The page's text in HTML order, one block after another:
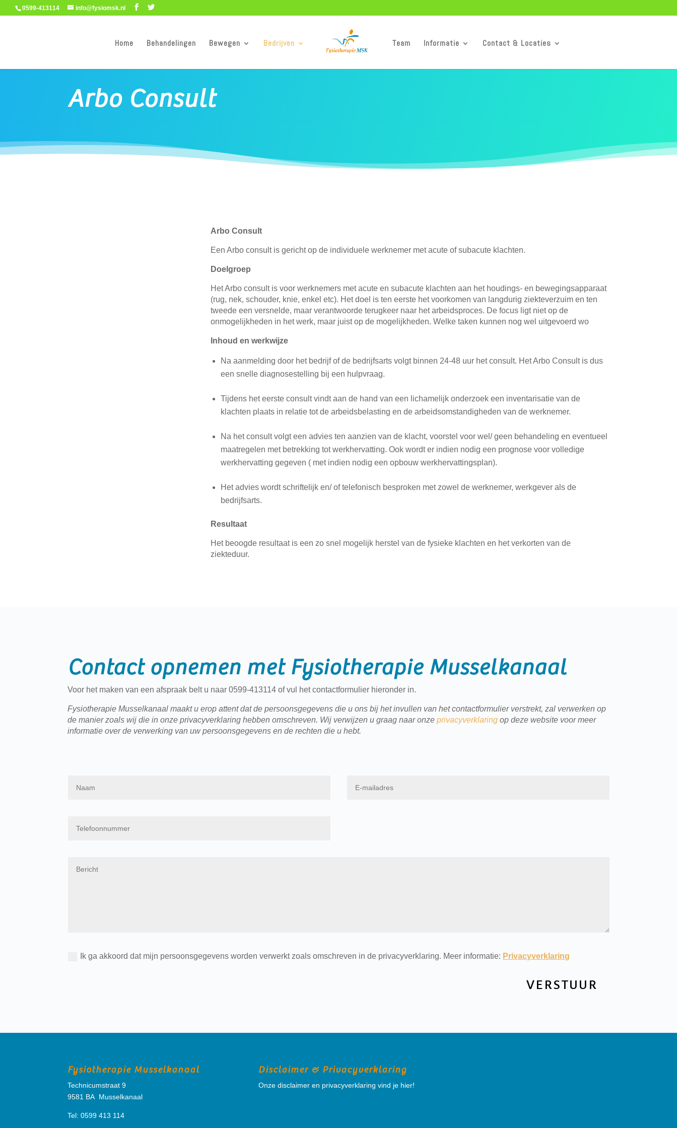
0599-413114 info@fysiomsk.nl
Home Behandelingen Bewegen Bedrijven Team Informatie Contact & Locaties
Arbo Consult
Arbo Consult
Een Arbo consult is gericht op de individuele werknemer met acute of subacute klachten.
Doelgroep
Het Arbo consult is voor werknemers met acute en subacute klachten aan het houdings- en bewegingsapparaat
(rug, nek, schouder, knie, enkel etc). Het doel is ten eerste het voorkomen van langdurig ziekteverzuim en ten
tweede een versnelde, maar verantwoorde terugkeer naar het arbeidsproces. De focus ligt niet op de
onmogelijkheden in het werk, maar juist op de mogelijkheden. Welke taken kunnen nog wel uitgevoerd wo
Inhoud en werkwijze
Na aanmelding door het bedrijf of de bedrijfsarts volgt binnen 24-48 uur het consult. Het Arbo Consult is dus
een snelle diagnosestelling bij een hulpvraag.
Tijdens het eerste consult vindt aan de hand van een lichamelijk onderzoek een inventarisatie van de
klachten plaats in relatie tot de arbeidsbelasting en de arbeidsomstandigheden van de werknemer.
Na het consult volgt een advies ten aanzien van de klacht, voorstel voor wel/ geen behandeling en eventueel
maatregelen met betrekking tot werkhervatting. Ook wordt er indien nodig een prognose voor volledige
werkhervatting gegeven ( met indien nodig een opbouw werkhervattingsplan).
Het advies wordt schriftelijk en/ of telefonisch besproken met zowel de werknemer, werkgever als de
bedrijfsarts.
Resultaat
Het beoogde resultaat is een zo snel mogelijk herstel van de fysieke klachten en het verkorten van de
ziekteduur.
Contact opnemen met Fysiotherapie Musselkanaal
Voor het maken van een afspraak belt u naar 0599-413114 of vul het contactformulier hieronder in.
Fysiotherapie Musselkanaal maakt u erop attent dat de persoonsgegevens die u ons bij het invullen van het contactformulier verstrekt, zal verwerken op
de manier zoals wij die in onze privacyverklaring hebben omschreven. Wij verwijzen u graag naar onzeprivacyverklaring op deze website voor meer
informatie over de verwerking van uw persoonsgegevens en de rechten die u hebt.
Ik ga akkoord dat mijn persoonsgegevens worden verwerkt zoals omschreven in de privacyverklaring. Meer informatie: Privacyverklaring
VERSTUUR
Fysiotherapie Musselkanaal
Technicumstraat 9
9581 BA Musselkanaal
Tel: 0599 413 114
Disclaimer & Privacyverklaring
Onze disclaimer en privacyverklaring vind je hier!